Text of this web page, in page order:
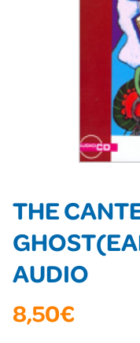
THE
AUDIO
8,50€